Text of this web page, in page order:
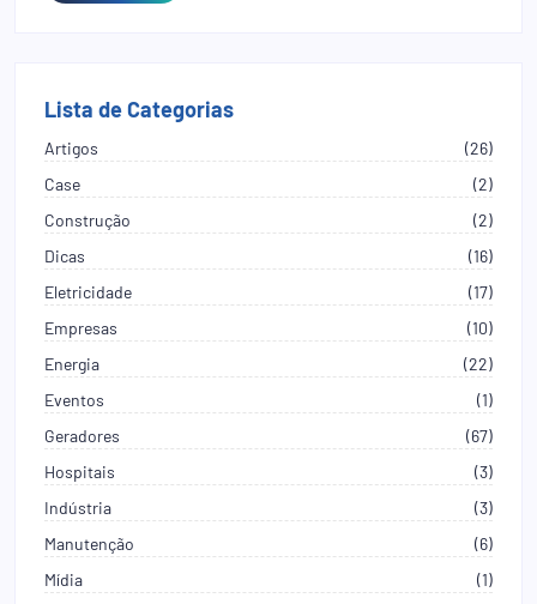
Lista de Categorias
Artigos
(26)
Case
(2)
Construção
(2)
Dicas
(16)
Eletricidade
(17)
Empresas
(10)
Energia
(22)
Eventos
(1)
Geradores
(67)
Hospitais
(3)
Indústria
(3)
Manutenção
(6)
Mídia
(1)